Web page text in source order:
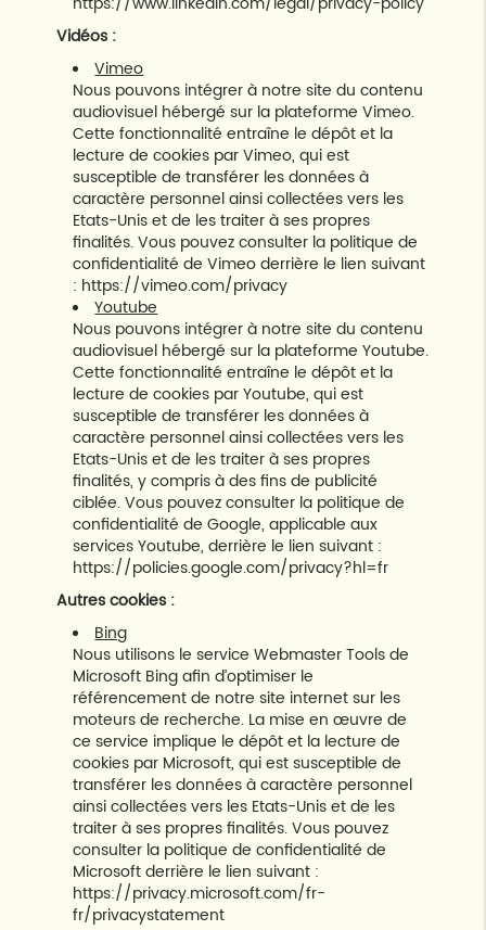
Vidéos :
Vimeo
Nous pouvons intégrer à notre site du contenu
audiovisuel hébergé sur la plateforme Vimeo.
Cette fonctionnalité entraîne le dépôt et la
lecture de cookies par Vimeo, qui est
susceptible de transférer les données à
caractère personnel ainsi collectées vers les
Etats-Unis et de les traiter à ses propres
finalités. Vous pouvez consulter la politique de
confidentialité de Vimeo derrière le lien suivant
: https://vimeo.com/privacy
Youtube
Nous pouvons intégrer à notre site du contenu
audiovisuel hébergé sur la plateforme Youtube.
Cette fonctionnalité entraîne le dépôt et la
lecture de cookies par Youtube, qui est
susceptible de transférer les données à
caractère personnel ainsi collectées vers les
Etats-Unis et de les traiter à ses propres
finalités, y compris à des fins de publicité
ciblée. Vous pouvez consulter la politique de
confidentialité de Google, applicable aux
services Youtube, derrière le lien suivant :
https://policies.google.com/privacy?hl=fr
Autres cookies :
Bing
Nous utilisons le service Webmaster Tools de
Microsoft Bing afin d’optimiser le
référencement de notre site internet sur les
moteurs de recherche. La mise en œuvre de
ce service implique le dépôt et la lecture de
cookies par Microsoft, qui est susceptible de
transférer les données à caractère personnel
ainsi collectées vers les Etats-Unis et de les
traiter à ses propres finalités. Vous pouvez
consulter la politique de confidentialité de
Microsoft derrière le lien suivant :
https://privacy.microsoft.com/fr-
fr/privacystatement